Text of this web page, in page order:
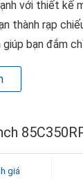
với thiết kế
thành rạp
bạn đắm
giá